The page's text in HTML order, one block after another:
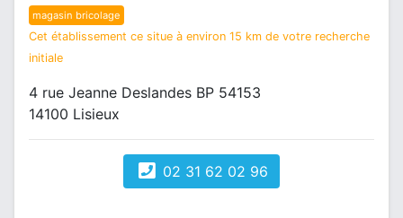
magasin bricolage
Cet établissement ce situe à environ 15 km de votre recherche
initiale
4 rue Jeanne Deslandes BP 54153
14100 Lisieux
02 31 62 02 96